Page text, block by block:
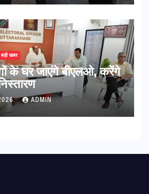
बड़ी खबर
के घर जाएंगे बीएलओ, करेंगे
ADMIN